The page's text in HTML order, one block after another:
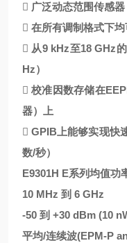
 广泛动态范围传感器
 在所有调制格式下均
 从9 kHz至18 GHz
Hz）
 校准因数存储在
器）上
 GPIB上能够实现快
数/秒）
E9301H E系列均值功
10 MHz 到 6 GHz
-50 到 +30 dBm (10
平均/连续波(EPM-P